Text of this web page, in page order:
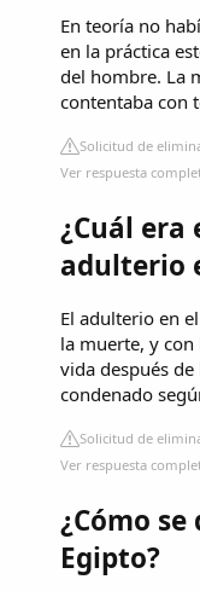
En teoría no
en la práctica
del hombre. La
contentaba con
Solicitud de
Ver respuesta
¿Cuál era
adulterio
El adulterio en
la muerte, y con
vida después
condenado
Solicitud de
Ver respuesta
¿Cómo
Egipto?